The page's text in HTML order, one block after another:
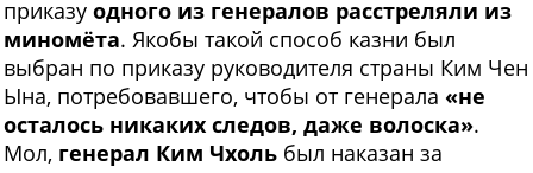
приказу одного из генералов расстреляли из
миномёта. Якобы такой способ казни был
выбран по приказу руководителя страны Ким Чен
Ына, потребовавшего, чтобы от генерала «не
осталось никаких следов, даже волоска».
Мол, генерал Ким Чхоль был наказан за